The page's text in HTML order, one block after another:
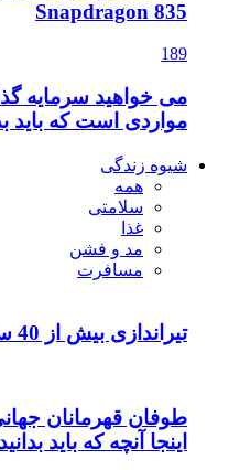
نوپا داشته باشید؟ در اینجا
طوفان قهرمانان جهانی 2022 فردا آغاز می شود،